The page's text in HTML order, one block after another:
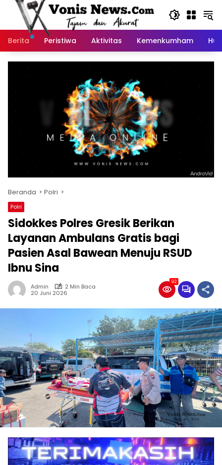
Langsung
Berita
Peristiwa Aktivitas Kemenkumham
Beranda Polri
Polri
Sidokkes Polres Gresik Berikan
Layanan Ambulans Gratis bagi
Pasien Asal Bawean Menuju RSUD
Ibnu Sina
Admin
2 Min Baca
20 Juni 2026
92